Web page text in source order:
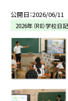
公開日 2026/06/11
2026年（R8）学校日記